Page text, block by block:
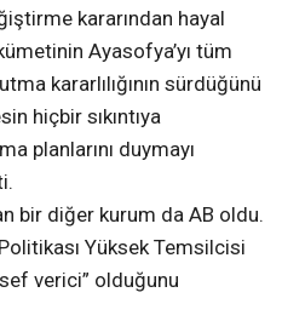
kararından hayal
Ayasofya’yı tüm
kararlılığının sürdüğünü
hiçbir sıkıntıya
planlarını duymayı
bir diğer kurum da AB oldu.
Yüksek Temsilcisi
verici” olduğunu